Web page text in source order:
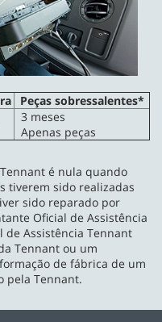
Peças sobressalentes*
3 meses
Apenas peças
é nula quando
tiverem sido realizadas
sido reparado por
Oficial de Assistência
de Assistência Tennant
Tennant ou um
de fábrica de um
pela Tennant.